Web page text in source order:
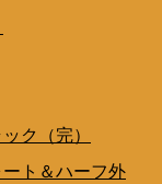
ク（完）
ト＆ハーフ外